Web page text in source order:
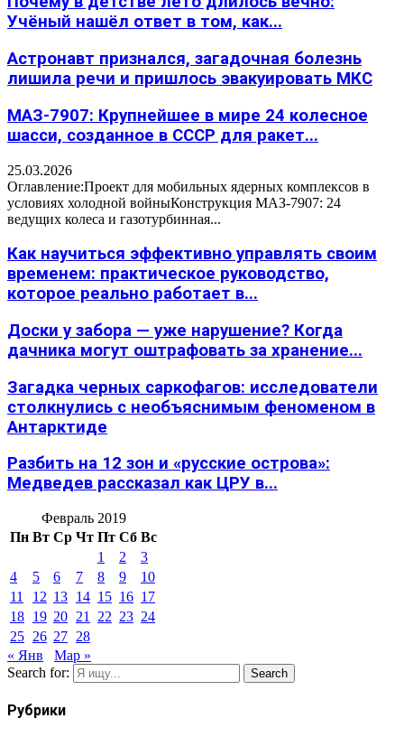
Учёный нашёл ответ в том, как...
Астронавт признался, загадочная болезнь
лишила речи и пришлось эвакуировать МКС
МАЗ-7907: Крупнейшее в мире 24 колесное
шасси, созданное в СССР для ракет...
25.03.2026
Оглавление:Проект для мобильных ядерных комплексов в
условиях холодной войныКонструкция МАЗ-7907: 24
ведущих колеса и газотурбинная...
Как научиться эффективно управлять своим
временем: практическое руководство,
которое реально работает в...
Доски у забора — уже нарушение? Когда
дачника могут оштрафовать за хранение...
Загадка черных саркофагов: исследователи
столкнулись с необъяснимым феноменом в
Антарктиде
Разбить на 12 зон и «русские острова»:
Медведев рассказал как ЦРУ в...
Февраль 2019
Пн Вт Ср Чт Пт Сб Вс
1
2
3
4
5 6 7 8 9
10
11
12 13 14 15 16 17
18 19 20 21 22 23 24
25 26 27 28
« Янв
Мар »
Search for:
Search
Рубрики